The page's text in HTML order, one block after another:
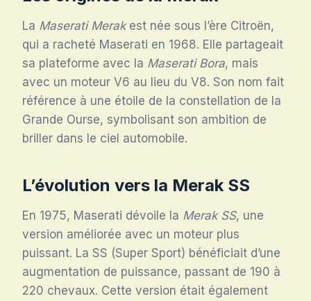
La Maserati Merakest née sous l’ère Citroën,
qui a racheté Maserati en 1968. Elle partageait
sa plateforme avec la Maserati Bora, mais
avec un moteur V6 au lieu du V8. Son nom fait
référence à une étoile de la constellation de la
Grande Ourse, symbolisant son ambition de
briller dans le ciel automobile.
L’évolution vers la Merak SS
En 1975, Maserati dévoile la Merak SS, une
version améliorée avec un moteur plus
puissant. La SS (Super Sport) bénéficiait d’une
augmentation de puissance, passant de 190 à
220 chevaux. Cette version était également